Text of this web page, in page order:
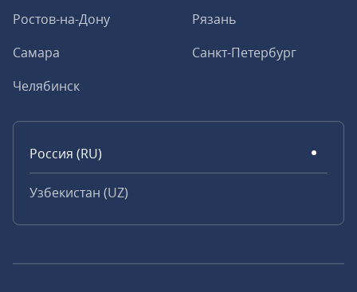
Ростов-на-Дону
Рязань
Самара
Санкт-Петербург
Челябинск
Россия (RU)
Узбекистан (UZ)